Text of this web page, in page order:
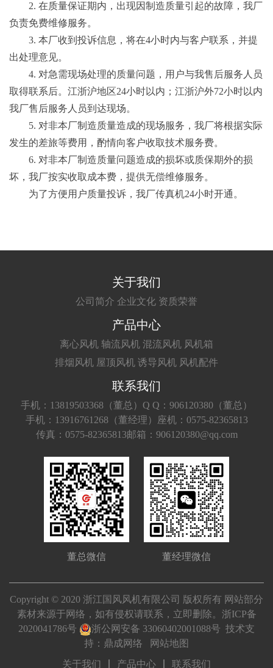
2. 在质量保证期内，出现因制造质量引起的故障，我厂
负责免费维修服务。
3. 本厂收到投诉信息，将在4小时内与客户联系，并提
出处理意见。
4. 对急需现场处理的质量问题，用户与我售后服务人员
取得联系后。江浙沪地区24小时以内；江浙沪外72小时以内
我厂售后服务人员到达现场。
5. 对非本厂制造质量造成的现场服务，我厂将根据实际
发生的差旅等费用，酌情向客户收取技术服务费。
6. 对非本厂制造质量问题造成的损坏或质保期外的损
坏，我厂按实收取成本费，提供无偿维修服务。
为了方便用户质量投诉，我厂传真机24小时开通。
关于我们
公司简介 企业文化 资质荣誉
产品中心
离心风机 轴流风机 混流风机 风机箱
排烟风机 屋顶风机 诱导风机 风机配件
联系我们
手机：13819503368（董总） Q Q：906120380（董总）
手机：13916761268（董经理）
座机：0575-82365813
传真：0575-82365813邮箱：906120380@qq.com
董总微信 董经理微信
Copyright © 2020 浙江国风风机有限公司 版权所有 网站部分
素材来源于网络，如有侵权请联系，立即删除。 浙ICP备
2020041786号
浙公网安备 33060402001088号 技术支
持： 鼎成网络
网站地图
关于我们
产品中心 联系我们